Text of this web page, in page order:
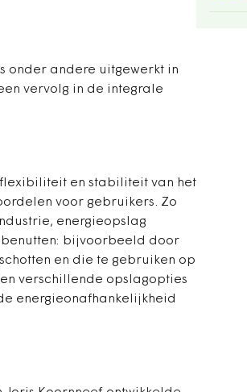
onder andere uitgewerkt in
vervolg in de integrale
en stabiliteit van het
voor gebruikers. Zo
energieopslag
benutten: bijvoorbeeld door
en die te gebruiken op
verschillende opslagopties
energieonafhankelijkheid